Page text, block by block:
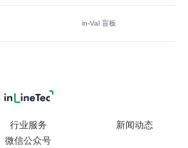
in-Val 盲板
行业服务
新闻动态
微信公众号